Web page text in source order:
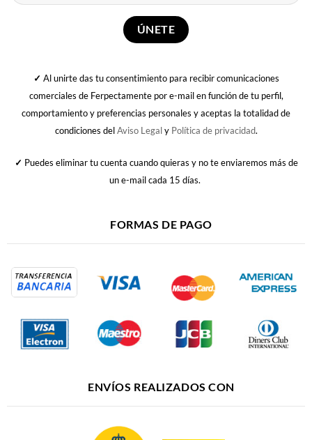
✓ Al unirte das tu consentimiento para recibir comunicaciones
comerciales de Ferpectamente por e-mail en función de tu perfil,
comportamiento y preferencias personales y aceptas la totalidad de
condiciones delAviso Legaly Política de privacidad.
✓ Puedes eliminar tu cuenta cuando quieras y no te enviaremos más de
un e-mail cada 15 días.
FORMAS DE PAGO
ENVÍOS REALIZADOS CON